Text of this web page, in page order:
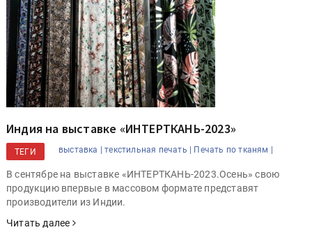
Индия на выставке «ИНТЕРТКАНЬ-2023»
ТЕГИ выставка | текстильная печать | Печать по тканям |
В сентябре на выставке «ИНТЕРТКАНЬ-2023.Осень» свою
продукцию впервые в массовом формате представят
производители из Индии.
Читать далее